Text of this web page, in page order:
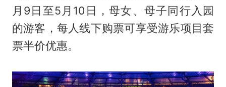
月9日至5月10日，母女、母子同行入园
的游客，每人线下购票可享受游乐项目套
票半价优惠。